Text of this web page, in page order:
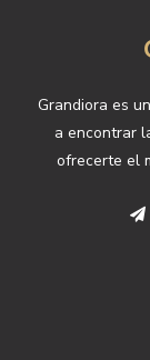
Grandiora es
a encontrar
ofrecerte el